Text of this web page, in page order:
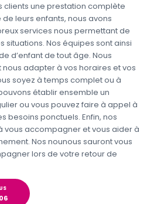
clients une prestation complète
leurs enfants, nous avons
services nous permettant de
situations. Nos équipes sont ainsi
d’enfant de tout âge. Nous
adapter à vos horaires et vos
soyez à temps complet ou à
établir ensemble un
ou vous pouvez faire à appel à
besoins ponctuels. Enfin, nos
vous accompagner et vous aider à
Nos nounous sauront vous
lors de votre retour de